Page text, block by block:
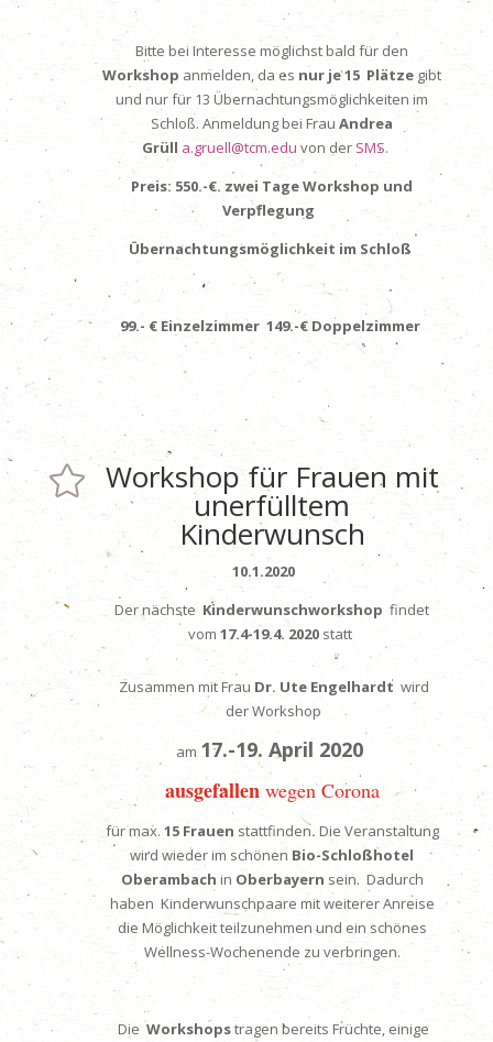
Bitte bei Interesse möglichst bald für den
Workshop anmelden, da es nur je 15 Plätze gibt
und nur für 13 Übernachtungsmöglichkeiten im
Schloß. Anmeldung bei FrauAndrea
Grüll a.gruell@tcm.eduvon der SMS.
Preis: 550.-€. zwei Tage Workshop und
Verpflegung
Übernachtungsmöglichkeit im Schloß
99.- € Einzelzimmer 149.-€ Doppelzimmer
 Workshop für Frauen mit
unerfülltem
Kinderwunsch
10.1.2020
Der nächste Kinderwunschworkshop findet
vom17.4-19.4. 2020 statt
Zusammen mit Frau Dr. Ute Engelhardtwird
der Workshop
am 17.-19. April 2020
ausgefallenwegen Corona
fürmax. 15 Frauen stattfinden. Die Veranstaltung
wird wieder im schönen Bio-Schloßhotel
Oberambach in Oberbayern sein. Dadurch
haben Kinderwunschpaare mit weiterer Anreise
die Möglichkeit teilzunehmen und ein schönes
Wellness-Wochenende zu verbringen.
DieWorkshopstragen bereits Früchte, einige